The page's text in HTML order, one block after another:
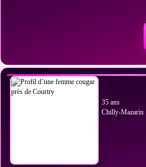
35 ans
Chilly-Mazarin